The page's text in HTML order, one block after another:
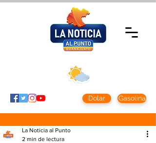
Dolar Gasolina
La Noticia al Punto
2 min de lectura